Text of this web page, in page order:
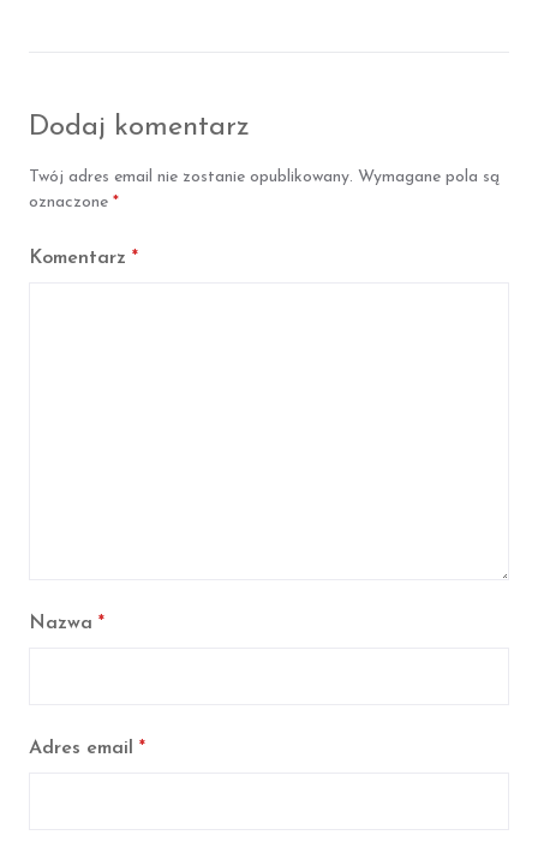
e
o
k
t
r
Dodaj komentarz
Twój adres email nie zostanie opublikowany. Wymagane pola są
oznaczone *
Komentarz *
Nazwa *
Adres email *